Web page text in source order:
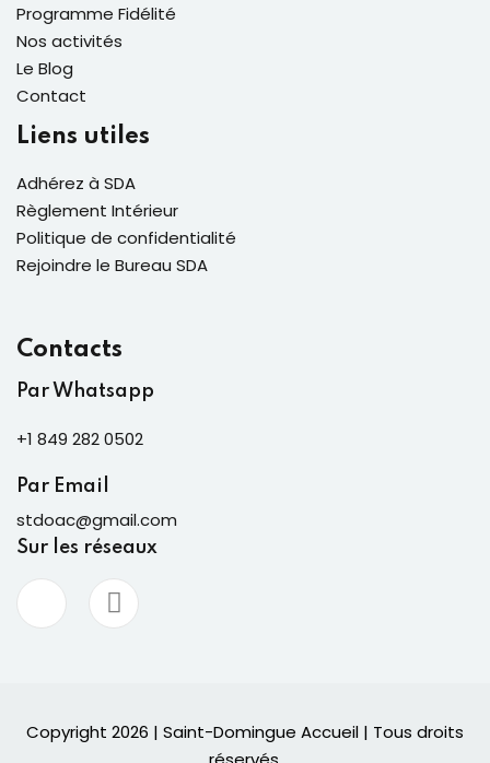
Programme Fidélité
Nos activités
Le Blog
Contact
Liens utiles
Adhérez à SDA
Règlement Intérieur
Politique de confidentialité
Rejoindre le Bureau SDA
Contacts
Par Whatsapp
+1 849 282 0502
Par Email
stdoac@gmail.com
Sur les réseaux
Copyright 2026 | Saint-Domingue Accueil | Tous droits